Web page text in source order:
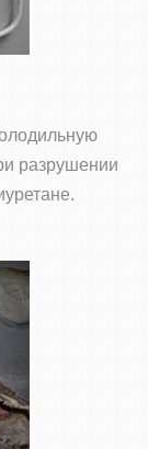
разрушении